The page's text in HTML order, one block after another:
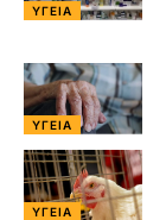
ΥΓΕΊΑ
ΥΓΕΊΑ
ΥΓΕΊΑ